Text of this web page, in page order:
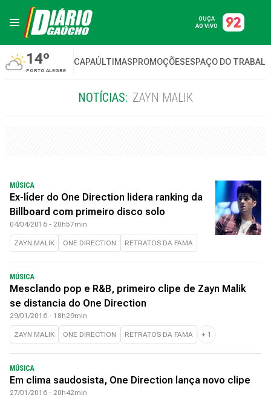
OUÇA
AO VIVO
14º
PORTO ALEGRE
CAPAÚLTIMASPROMOÇÕESESPAÇO DO
NOTÍCIAS: ZAYN MALIK
MÚSICA
Ex-líder do One Direction lidera ranking da
Billboard com primeiro disco solo
04/04/2016 - 20h57min
ZAYN MALIK ONE DIRECTION RETRATOS DA FAMA
MÚSICA
Mesclando pop e R&B, primeiro clipe de Zayn Malik
se distancia do One Direction
29/01/2016 - 18h29min
ZAYN MALIK ONE DIRECTION RETRATOS DA FAMA + 1
MÚSICA
Em clima saudosista, One Direction lança novo clipe
27/01/2016 - 20h42min